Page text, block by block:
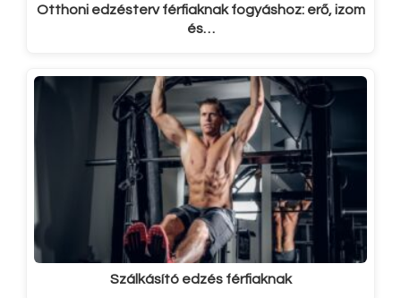
Otthoni edzésterv férfiaknak fogyáshoz: erő, izom
és…
Szálkásító edzés férfiaknak